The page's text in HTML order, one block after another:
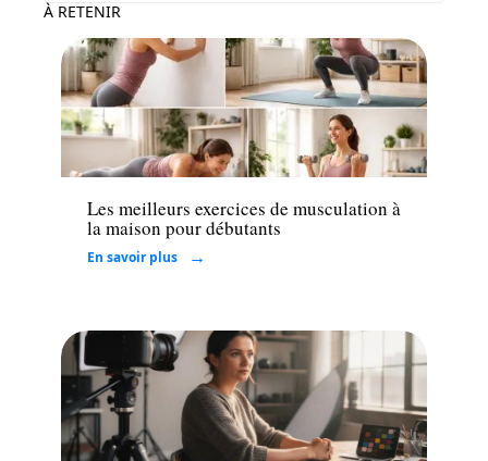
À RETENIR
Les meilleurs exercices de musculation à
la maison pour débutants
En savoir plus
Tech